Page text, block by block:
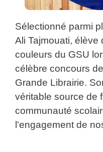
Sélectionné parmi
Ali Tajmouati, élève
couleurs du GSU
célèbre concours
Grande Librairie.
véritable source de
communauté
l'engagement de